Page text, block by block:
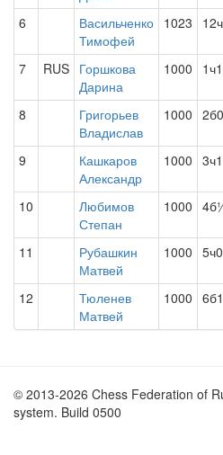
6
Васильченко
Тимофей
1023
7 RUS Горшкова
Дарина
1000 1ч1
8
Григорьев
Владислав
1000 2б0
9
Кашкаров
Александр
1000 3ч1
10
Любимов
Степан
1000
11
Рубашкин
Матвей
1000 5ч0
12
Тюленев
Матвей
1000 6б1
© 2013-2026 Chess Federation of
system. Build 0500